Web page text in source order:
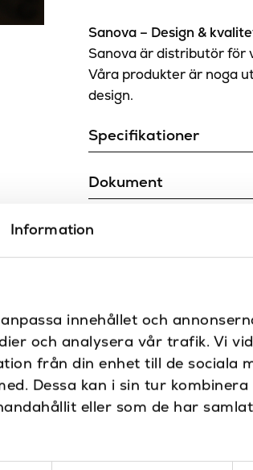
Information
innehållet och
och analysera vår trafik. Vi
från din enhet till de sociala
Dessa kan i sin tur
eller som de har
Sanova – Design &
Sanova är distributör för
Våra produkter är noga
design.
Specifikationer
Djup (mm)
Färg
Produkttyp
Varumärke
Dokument